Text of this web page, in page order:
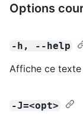
Options
-h, --help
Affiche ce texte
-J=<opt>